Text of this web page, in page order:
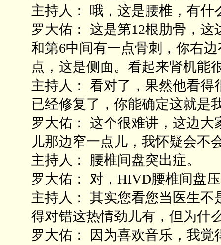
主持人： 哦，这是腰椎，有什
罗大佑： 这是第12根肋骨，
和第6中间有一点骨刺，你右
点，这是侧面。看起来肾机能
主持人： 看对了，果然他看
已经修复了，你能确定这就是
罗大佑： 这个很难讲，这边
儿那边窄一点儿，我怀疑会
主持人： 腰椎间盘突出症。
罗大佑： 对，HIVD腰椎间盘
主持人： 其实您看您当医生
得对错这热情劲儿有，但为什
罗大佑： 因为喜欢音乐，我